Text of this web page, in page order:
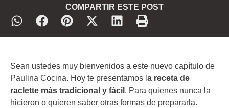
COMPARTIR ESTE POST
Sean ustedes muy bienvenidos a este nuevo capítulo de
Paulina Cocina. Hoy te presentamos l a receta de
raclette más tradicional y fácil . Para quienes nunca la
hicieron o quieren saber otras formas de prepararla.